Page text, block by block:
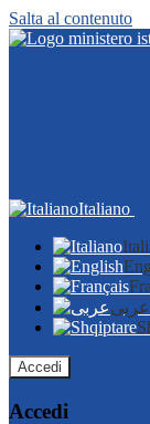
Salta al contenuto
Italiano
عربى
Accedi
Accedi